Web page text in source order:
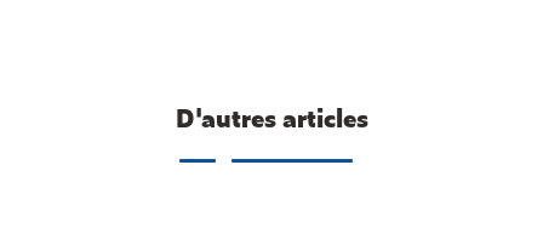
D'autres articles